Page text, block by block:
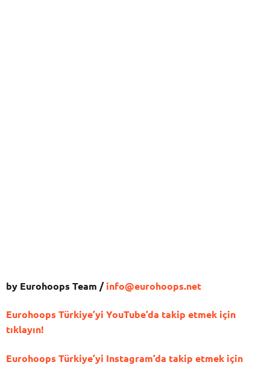
by Eurohoops Team /info@eurohoops.net
Eurohoops Türkiye’yi YouTube’da takip etmek için
tıklayın!
Eurohoops Türkiye’yi Instagram’da takip etmek için